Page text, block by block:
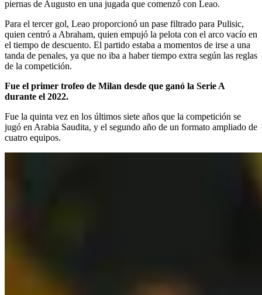
piernas de Augusto en una jugada que comenzó con Leao.
Para el tercer gol, Leao proporcionó un pase filtrado para Pulisic,
quien centró a Abraham, quien empujó la pelota con el arco vacío en
el tiempo de descuento. El partido estaba a momentos de irse a una
tanda de penales, ya que no iba a haber tiempo extra según las reglas
de la competición.
Fue el primer trofeo de Milan desde que ganó la Serie A
durante el 2022.
Fue la quinta vez en los últimos siete años que la competición se
jugó en Arabia Saudita, y el segundo año de un formato ampliado de
cuatro equipos.